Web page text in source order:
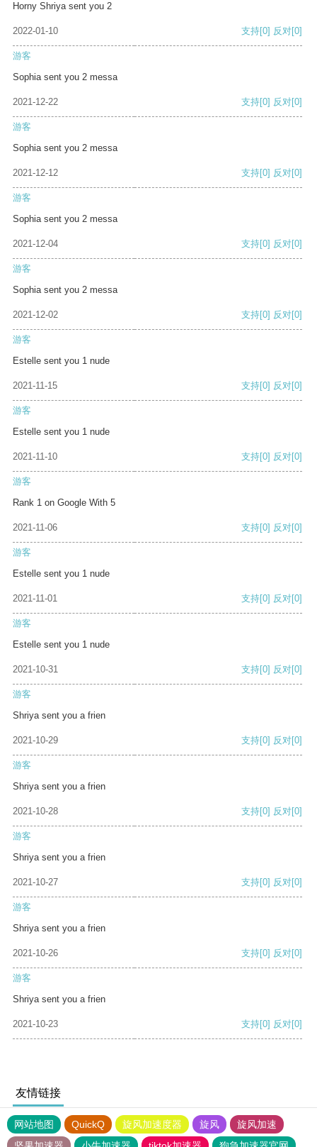
Horny Shriya sent you 2
2022-01-10 支持[0] 反对[0]
游客
Sophia sent you 2 messa
2021-12-22 支持[0] 反对[0]
游客
Sophia sent you 2 messa
2021-12-12 支持[0] 反对[0]
游客
Sophia sent you 2 messa
2021-12-04 支持[0] 反对[0]
游客
Sophia sent you 2 messa
2021-12-02 支持[0] 反对[0]
游客
Estelle sent you 1 nude
2021-11-15 支持[0] 反对[0]
游客
Estelle sent you 1 nude
2021-11-10 支持[0] 反对[0]
游客
Rank 1 on Google With 5
2021-11-06 支持[0] 反对[0]
游客
Estelle sent you 1 nude
2021-11-01 支持[0] 反对[0]
游客
Estelle sent you 1 nude
2021-10-31 支持[0] 反对[0]
游客
Shriya sent you a frien
2021-10-29 支持[0] 反对[0]
游客
Shriya sent you a frien
2021-10-28 支持[0] 反对[0]
游客
Shriya sent you a frien
2021-10-27 支持[0] 反对[0]
游客
Shriya sent you a frien
2021-10-26 支持[0] 反对[0]
游客
Shriya sent you a frien
2021-10-23 支持[0] 反对[0]
友情链接
网站地图 QuickQ 旋风加速度器 旋风
旋风加速